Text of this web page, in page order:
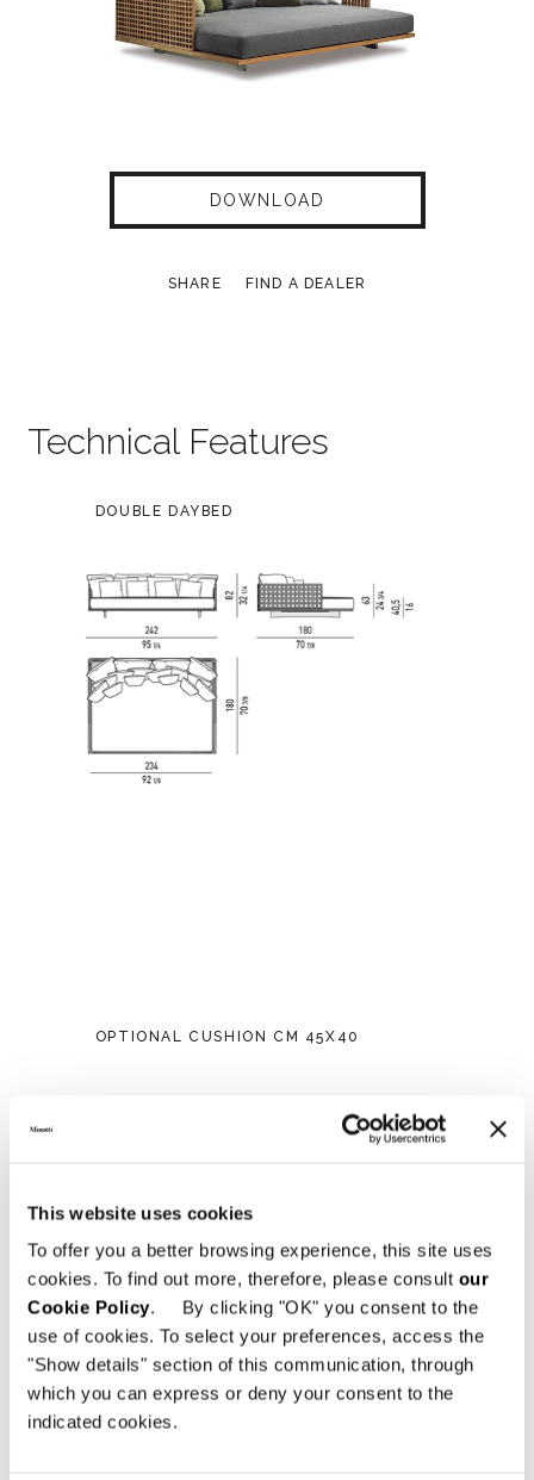
This website uses cookies
To offer you a better browsing experience, this site uses
cookies. To find out more, therefore, please consult our
Cookie Policy. By clicking "OK" you consent to the
use of cookies. To select your preferences, access the
"Show details" section of this communication, through
which you can express or deny your consent to the
indicated cookies.
DOWNLOAD
SHARE FIND A DEALER
Technical Features
DOUBLE DAYBED
OPTIONAL CUSHION CM 45X40